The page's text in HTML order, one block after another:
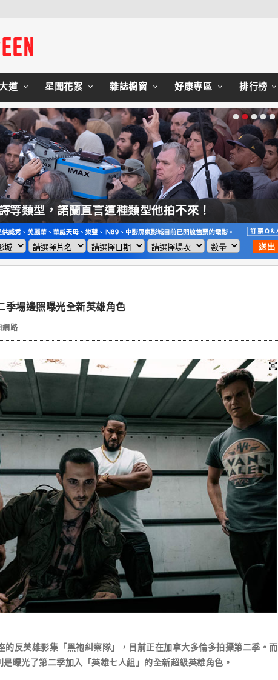
道 星聞花絮 雜誌櫥窗 好康專區 排行榜
等類型，諾蘭直言這種類型他拍不來！
季場邊照曝光全新英雄角色
網路
英雄影集「黑袍糾察隊」，目前正在加拿大多倫多拍攝第二季。而
曝光了第二季加入「英雄七人組」的全新超級英雄角色。